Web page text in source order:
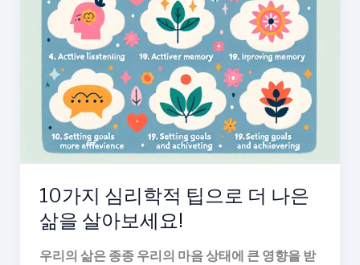
삶
을
살
아
가
법
10가지 심리학적 팁으로 더 나은
삶을 살아보세요!
우리의 삶은 종종 우리의 마음 상태에 큰 영향을 받